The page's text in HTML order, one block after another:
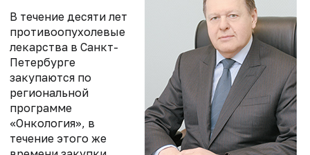
В течение десяти лет
противоопухолевые
лекарства в Санкт-
Петербурге
закупаются по
региональной
программе
«Онкология», в
течение этого же